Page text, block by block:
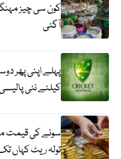
کون سی چیز
آگئی
پہلے اپنی پھر
کیلئے نئی
سونے کی قیمت
تولہ ریٹ کہاں